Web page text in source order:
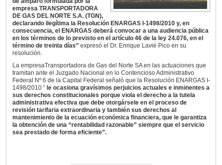
empresa TRANSPORTADORA
DE GAS DEL NORTE S.A. (TGN),
declarando ilegítima la Resolución ENARGAS I-1498/2010 y, en
consecuencia, el ENARGAS deberá convocar a una audiencia pública
en los términos de lo previsto en el artículo 46 de la ley 24.076, en el
término de treinta días” expresó el Dr. Enrique Lavié Pico en su
resolución.
La empresaTransportadora de Gas del Norte SA en las actuaciones que
tramitan ante el Juzgado Nacional en lo Contencioso Administrativo
Federal Nº 6 de la Capital Federal señaló que la Resolución ENARGAS I-
1498/2010 “ le ocasiona gravísimos perjuicios actuales e inminentes a
sus derechos constitucionales porque viola el derecho a la tutela
administrativa efectiva que debe otorgársele en el proceso de
revisión tarifaria extraordinaria y también sus derechos al
mantenimiento de la ecuación económica financiera, que le garantiza
la obtención de una “rentabilidad razonable” siempre que el servicio
sea prestado de forma eficiente”.